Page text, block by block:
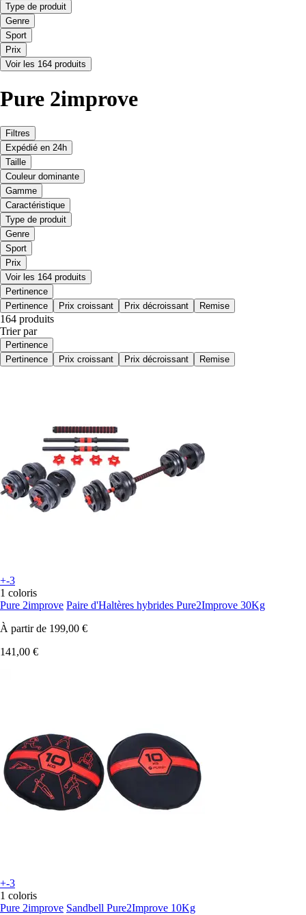
Type de produit
Genre
Sport
Prix
Voir les 164 produits
Pure 2improve
Filtres
Expédié en 24h
Taille
Couleur dominante
Gamme
Caractéristique
Type de produit
Genre
Sport
Prix
Voir les 164 produits
Pertinence
Pertinence
Prix croissant Prix décroissant Remise
164 produits
Trier par
Pertinence
Pertinence
Prix croissant Prix décroissant Remise
+-3
1 coloris
Pure 2improve Paire d'Haltères hybrides Pure2Improve 30Kg
À partir de 199,00 €
141,00 €
+-3
1 coloris
Pure 2improve Sandbell Pure2Improve 10Kg